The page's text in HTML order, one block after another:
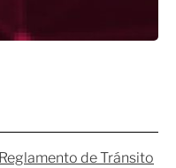
Reglamento de Tránsito